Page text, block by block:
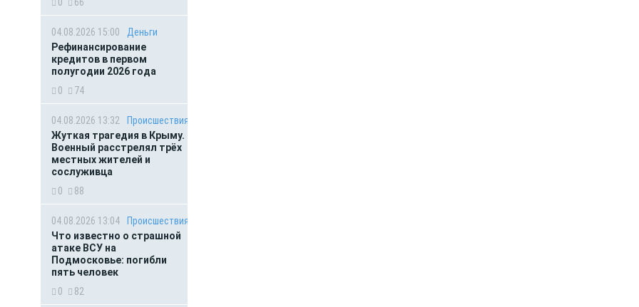
04.08.2026 15:00
Деньги
Рефинансирование
кредитов в первом
полугодии 2026 года
0
74
04.08.2026 13:32
Происшествия
Жуткая трагедия в Крыму.
Военный расстрелял трёх
местных жителей и
сослуживца
0
88
04.08.2026 13:04
Происшествия
Что известно о страшной
атаке ВСУ на
Подмосковье: погибли
пять человек
0
82